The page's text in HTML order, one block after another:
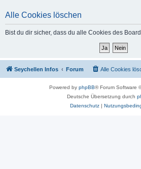
Alle Cookies löschen
Bist du dir sicher, dass du alle Cookies des
Seychellen Infos Forum Alle Cookies
Powered by phpBB® Forum Software
Deutsche Übersetzung durch
Datenschutz|